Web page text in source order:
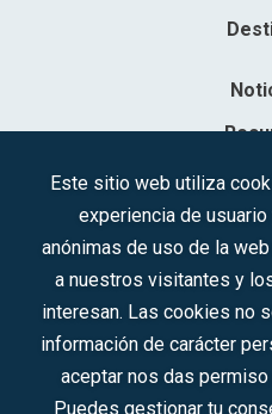
Sociedad Mercantil Estatal para
Inscrita en el R.M. de Madrid, T,
C.I.F.: A-
Síguenos en
Este sitio web utiliza
experiencia de
anónimas de uso de la
a nuestros visitantes y
interesan. Las cookies no
información de carácter
aceptar nos das
Puedes gestionar tu